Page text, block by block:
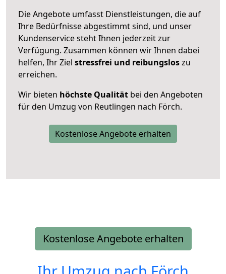
Die Angebote umfasst Dienstleistungen, die auf
Ihre Bedürfnisse abgestimmt sind, und unser
Kundenservice steht Ihnen jederzeit zur
Verfügung. Zusammen können wir Ihnen dabei
helfen, Ihr Ziel stressfrei und reibungsloszu
erreichen.
Wir bieten höchste Qualität bei den Angeboten
für den Umzug von Reutlingen nach Förch.
Kostenlose Angebote erhalten
Kostenlose Angebote erhalten